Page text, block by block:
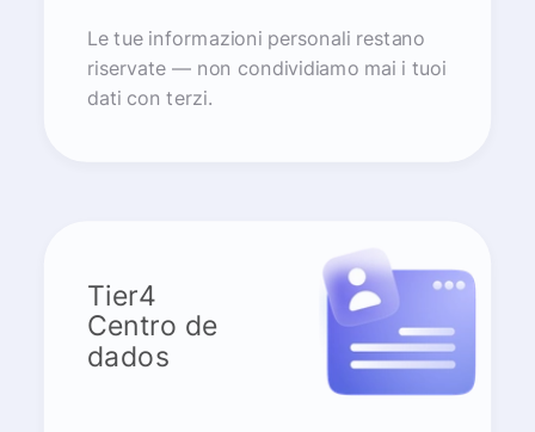
Le tue informazioni personali restano
riservate — non condividiamo mai i tuoi
dati con terzi.
Tier4
Centro de
dados